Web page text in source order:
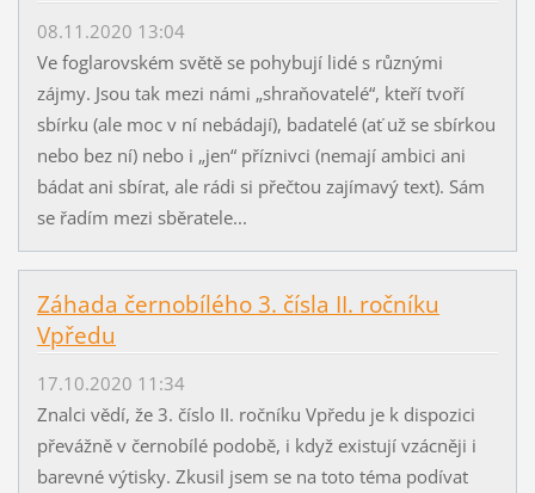
08.11.2020 13:04
Ve foglarovském světě se pohybují lidé s různými
zájmy. Jsou tak mezi námi „shraňovatelé“, kteří tvoří
sbírku (ale moc v ní nebádají), badatelé (ať už se sbírkou
nebo bez ní) nebo i „jen“ příznivci (nemají ambici ani
bádat ani sbírat, ale rádi si přečtou zajímavý text). Sám
se řadím mezi sběratele...
Záhada černobílého 3. čísla II. ročníku
Vpředu
17.10.2020 11:34
Znalci vědí, že 3. číslo II. ročníku Vpředu je k dispozici
převážně v černobílé podobě, i když existují vzácněji i
barevné výtisky. Zkusil jsem se na toto téma podívat